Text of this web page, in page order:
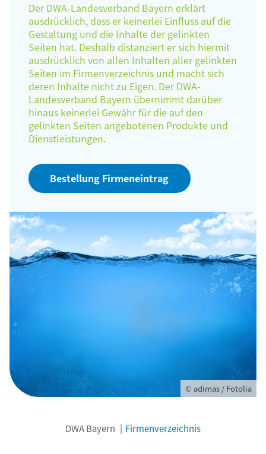
Der DWA-Landesverband Bayern erklärt
ausdrücklich, dass er keinerlei Einfluss auf die
Gestaltung und die Inhalte der gelinkten
Seiten hat. Deshalb distanziert er sich hiermit
ausdrücklich von allen Inhalten aller gelinkten
Seiten im Firmenverzeichnis und macht sich
deren Inhalte nicht zu Eigen. Der DWA-
Landesverband Bayern übernimmt darüber
hinaus keinerlei Gewähr für die auf den
gelinkten Seiten angebotenen Produkte und
Dienstleistungen.
Bestellung Firmeneintrag
© adimas / Fotolia
DWA Bayern Firmenverzeichnis